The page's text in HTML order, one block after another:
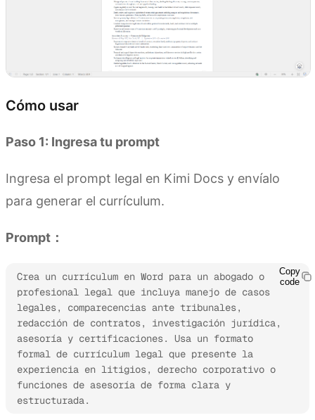
Cómo usar
Paso 1: Ingresa tu prompt
Ingresa el prompt legal en Kimi Docs y envíalo
para generar el currículum.
Prompt：
Crea un currículum en Word para un abogado o
profesional legal que incluya manejo de casos
legales, comparecencias ante tribunales,
redacción de contratos, investigación jurídica,
asesoría y certificaciones. Usa un formato
formal de currículum legal que presente la
experiencia en litigios, derecho corporativo o
funciones de asesoría de forma clara y
estructurada.
Copy
code